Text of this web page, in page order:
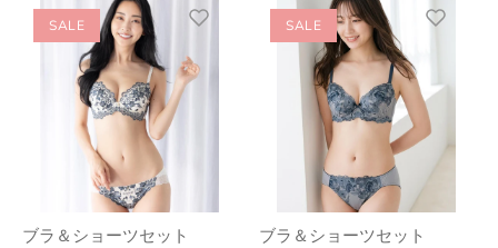
SALE
ブラ＆ショーツセット
SALE
ブラ＆ショーツセット